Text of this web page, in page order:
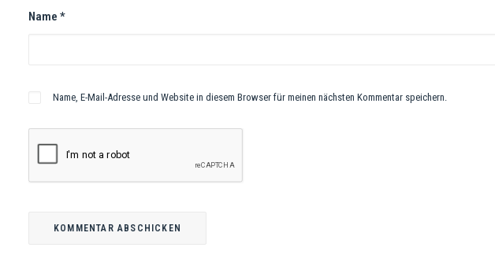
Name *
Name, E-Mail-Adresse und Website in diesem Browser für meinen nächsten Kommentar speichern.